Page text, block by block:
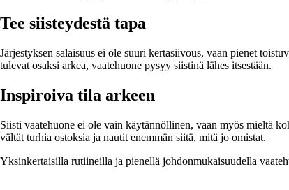
Tee siisteydestä tapa
Järjestyksen salaisuus ei ole suuri kertasiivous, vaan pienet
tulevat osaksi arkea, vaatehuone pysyy siistinä lähes itsestään.
Inspiroiva tila arkeen
Siisti vaatehuone ei ole vain käytännöllinen, vaan myös mieltä
vältät turhia ostoksia ja nautit enemmän siitä, mitä jo omistat.
Yksinkertaisilla rutiineilla ja pienellä johdonmukaisuudella